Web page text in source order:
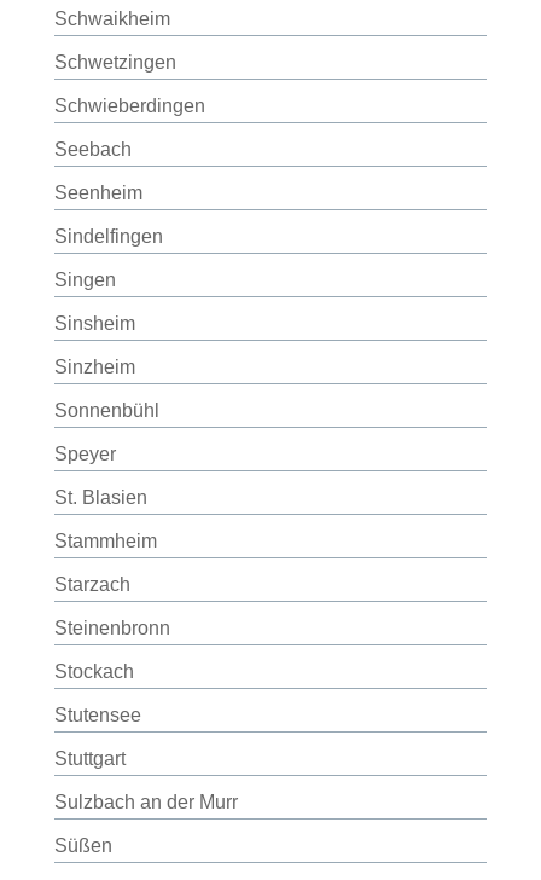
Schwaikheim
Schwetzingen
Schwieberdingen
Seebach
Seenheim
Sindelfingen
Singen
Sinsheim
Sinzheim
Sonnenbühl
Speyer
St. Blasien
Stammheim
Starzach
Steinenbronn
Stockach
Stutensee
Stuttgart
Sulzbach an der Murr
Süßen